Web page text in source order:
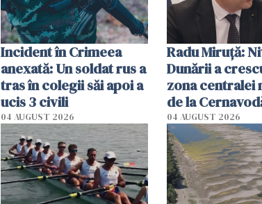
Incident în Crimeea
anexată: Un soldat rus a
tras în colegii săi apoi a
ucis 3 civili
04 AUGUST 2026
Radu Miruţă:
Dunării a
zona centralei
de la
cm faţă de
04 AUGUST 2026